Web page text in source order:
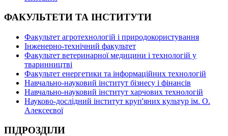
ФАКУЛЬТЕТИ ТА ІНСТИТУТИ
Факультет агротехнологій і природокористування
Інженерно-технічний факультет
Факультет ветеринарної медицини і технологій у
тваринництві
Факультет енергетики та інформаційних технологій
Навчально-науковий інститут бізнесу і фінансів
Навчально-науковий інститут харчових технологій
Науково-дослідний інститут круп'яних культур ім. О.
Алексеєвої
ПІДРОЗДІЛИ